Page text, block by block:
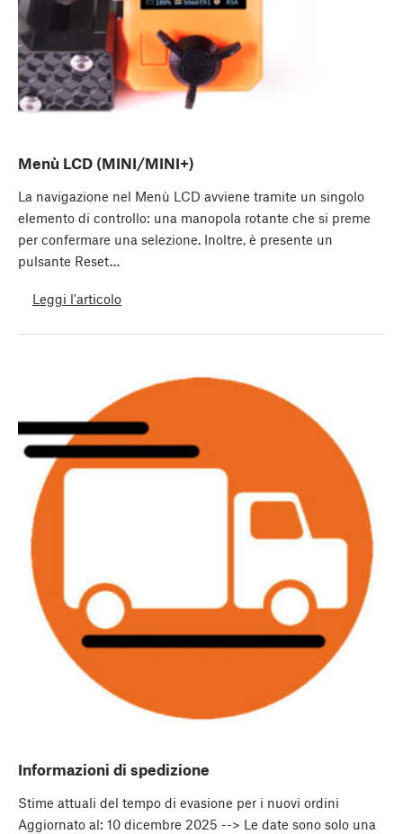
Menù LCD (MINI/MINI+)
La navigazione nel Menù LCD avviene tramite un singolo
elemento di controllo: una manopola rotante che si preme
per confermare una selezione. Inoltre, è presente un
pulsante Reset…
Leggi l'articolo
Informazioni di spedizione
Stime attuali del tempo di evasione per i nuovi ordini
Aggiornato al: 10 dicembre 2025 --> Le date sono solo una